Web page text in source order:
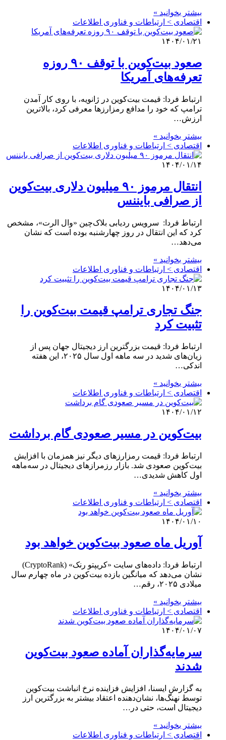
بیشتر بخوانید »
اقتصادی > ارتباطات و فناوری اطلاعات
۱۴۰۴/۰۱/۲۱
صعود بیت‌کوین با توقف ۹۰ روزه
تعرفه‌های آمریکا
ارتباط فردا: قیمت بیت‌کوین در ژانویه، با روی کار آمدن
ترامپ که خود را مدافع رمزارزها معرفی کرد، بالاترین
ارزش…
بیشتر بخوانید »
اقتصادی > ارتباطات و فناوری اطلاعات
۱۴۰۴/۰۱/۱۴
انتقال مرموز ۹۰ میلیون دلاری بیت‌کوین
از صرافی بایننس
ارتباط فردا: سرویس ردیابی بلاک‌چین «وال الرت»، مشخص
کرد که این انتقال در روز چهارشنبه بوده است که نشان
می‌دهد…
بیشتر بخوانید »
اقتصادی > ارتباطات و فناوری اطلاعات
۱۴۰۴/۰۱/۱۳
جنگ تجاری ترامپ قیمت بیت‌کوین را
تثبیت کرد
ارتباط فردا: قیمت بزرگترین ارز دیجیتال جهان پس از
زیان‌های شدید در سه ماهه اول سال ۲۰۲۵، این هفته
اندکی…
بیشتر بخوانید »
اقتصادی > ارتباطات و فناوری اطلاعات
۱۴۰۴/۰۱/۱۲
بیت‌کوین در مسیر صعودی گام برداشت
ارتباط فردا: قیمت‌ رمزارزهای دیگر نیز همزمان با افزایش
بیت‌کوین صعودی شد. بازار رزمرازهای دیجیتال در سه‌ماهه
اول کاهش شدیدی…
بیشتر بخوانید »
اقتصادی > ارتباطات و فناوری اطلاعات
۱۴۰۴/۰۱/۱۰
آوریل ماه صعود بیت‌کوین خواهد بود
ارتباط فردا: داده‌های سایت «کریپتو رنک» (CryptoRank)
نشان می‌دهد که میانگین بازده بیت‌کوین در ماه چهارم سال
میلادی ۲۰۲۵، رقم…
بیشتر بخوانید »
اقتصادی > ارتباطات و فناوری اطلاعات
۱۴۰۴/۰۱/۰۷
سرمایه‌گذاران آماده صعود بیت‌کوین
شدند
به گزارش ایسنا، افزایش فزاینده نرخ انباشت بیت‌کوین
توسط نهنگ‌ها، نشان‌دهنده اعتقاد بیشتر به بزرگترین ارز
دیجیتال است، حتی در…
بیشتر بخوانید »
اقتصادی > ارتباطات و فناوری اطلاعات